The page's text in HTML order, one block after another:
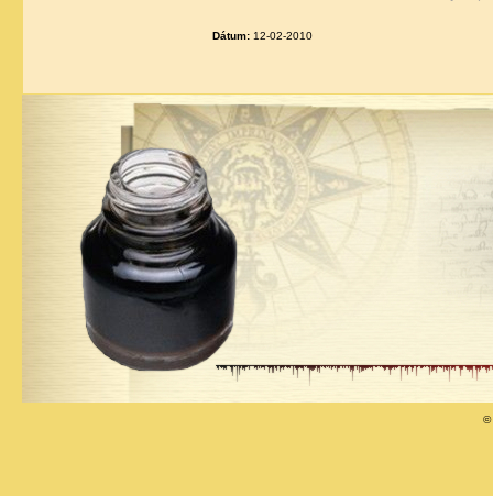
Dátum: 12-02-2010
©